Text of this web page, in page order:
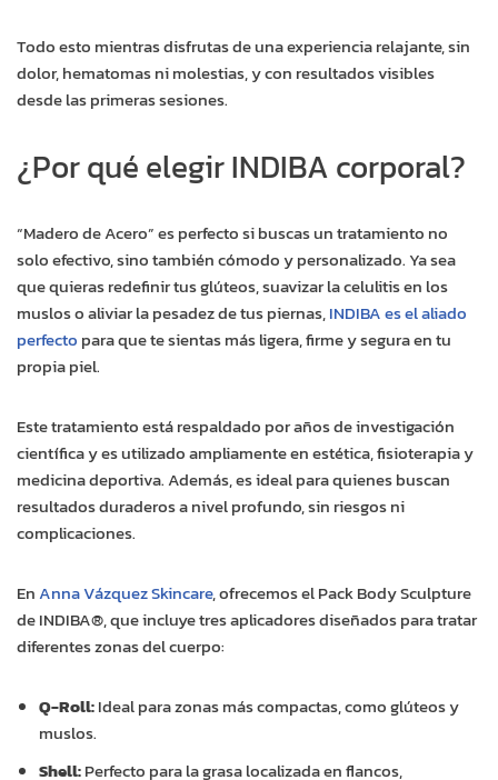
Todo esto mientras disfrutas de una experiencia relajante, sin
dolor, hematomas ni molestias, y con resultados visibles
desde las primeras sesiones.
¿Por qué elegir INDIBA corporal?
“Madero de Acero” es perfecto si buscas un tratamiento no
solo efectivo, sino también cómodo y personalizado. Ya sea
que quieras redefinir tus glúteos, suavizar la celulitis en los
muslos o aliviar la pesadez de tus piernas,INDIBA es el aliado
perfecto para que te sientas más ligera, firme y segura en tu
propia piel.
Este tratamiento está respaldado por años de investigación
científica y es utilizado ampliamente en estética, fisioterapia y
medicina deportiva. Además, es ideal para quienes buscan
resultados duraderos a nivel profundo, sin riesgos ni
complicaciones.
EnAnna Vázquez Skincare, ofrecemos el Pack Body Sculpture
de INDIBA®, que incluye tres aplicadores diseñados para tratar
diferentes zonas del cuerpo:
Q-Roll:Ideal para zonas más compactas, como glúteos y
muslos.
Shell:Perfecto para la grasa localizada en flancos,